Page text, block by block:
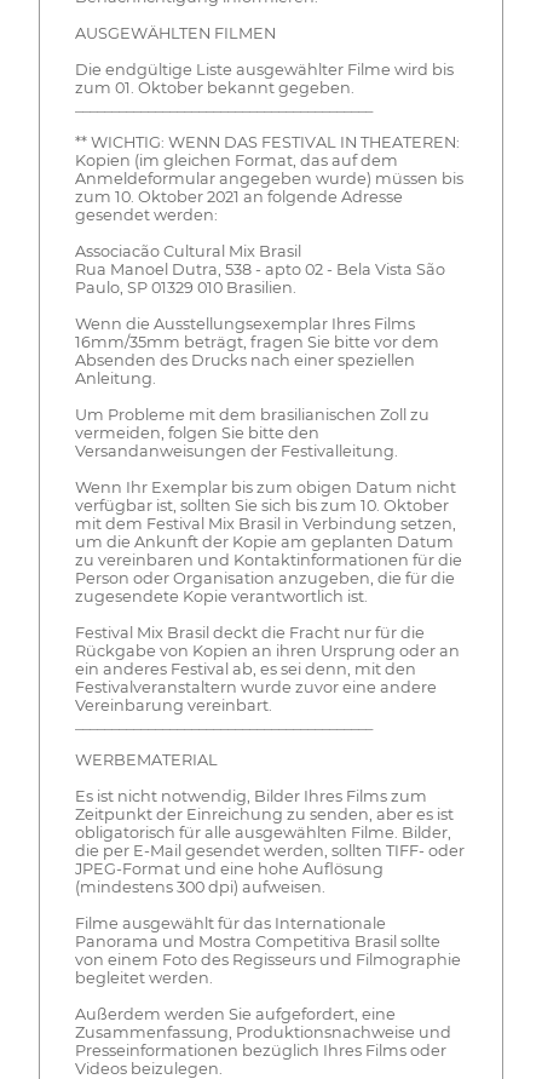
AUSGEWÄHLTEN FILMEN
Die endgültige Liste ausgewählter Filme wird bis
zum 01. Oktober bekannt gegeben.
** WICHTIG: WENN DAS FESTIVAL IN THEATEREN:
Kopien (im gleichen Format, das auf dem
Anmeldeformular angegeben wurde) müssen bis
zum 10. Oktober 2021 an folgende Adresse
gesendet werden:
Associacão Cultural Mix Brasil
Rua Manoel Dutra, 538 - apto 02 - Bela Vista São
Paulo, SP 01329 010 Brasilien.
Wenn die Ausstellungsexemplar Ihres Films
16mm/35mm beträgt, fragen Sie bitte vor dem
Absenden des Drucks nach einer speziellen
Anleitung.
Um Probleme mit dem brasilianischen Zoll zu
vermeiden, folgen Sie bitte den
Versandanweisungen der Festivalleitung.
Wenn Ihr Exemplar bis zum obigen Datum nicht
verfügbar ist, sollten Sie sich bis zum 10. Oktober
mit dem Festival Mix Brasil in Verbindung setzen,
um die Ankunft der Kopie am geplanten Datum
zu vereinbaren und Kontaktinformationen für die
Person oder Organisation anzugeben, die für die
zugesendete Kopie verantwortlich ist.
Festival Mix Brasil deckt die Fracht nur für die
Rückgabe von Kopien an ihren Ursprung oder an
ein anderes Festival ab, es sei denn, mit den
Festivalveranstaltern wurde zuvor eine andere
Vereinbarung vereinbart.
WERBEMATERIAL
Es ist nicht notwendig, Bilder Ihres Films zum
Zeitpunkt der Einreichung zu senden, aber es ist
obligatorisch für alle ausgewählten Filme. Bilder,
die per E-Mail gesendet werden, sollten TIFF- oder
JPEG-Format und eine hohe Auflösung
(mindestens 300 dpi) aufweisen.
Filme ausgewählt für das Internationale
Panorama und Mostra Competitiva Brasil sollte
von einem Foto des Regisseurs und Filmographie
begleitet werden.
Außerdem werden Sie aufgefordert, eine
Zusammenfassung, Produktionsnachweise und
Presseinformationen bezüglich Ihres Films oder
Videos beizulegen.